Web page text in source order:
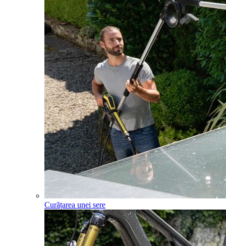
Curățarea unei sere